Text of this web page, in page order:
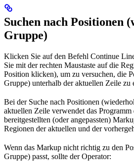
Suchen nach Positionen
Gruppe)
Klicken Sie auf den Befehl Continue
Sie mit der rechten Maustaste auf die
Position klicken), um zu versuchen, die
Gruppe) unterhalb der aktuellen Zeile zu
Bei der Suche nach Positionen
aktuellen Zeile verwendet das
bereitgestellten (oder angepassten)
Regionen der aktuellen und der
Wenn das Markup nicht richtig zu den
Gruppe) passt, sollte der Operator: